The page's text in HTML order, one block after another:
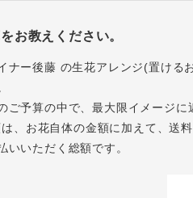
お教えください。
ナー後藤 の生花アレンジ(置ける
ご予算の中で、最大限イメージに
、お花自体の金額に加えて、送
いいただく総額です。